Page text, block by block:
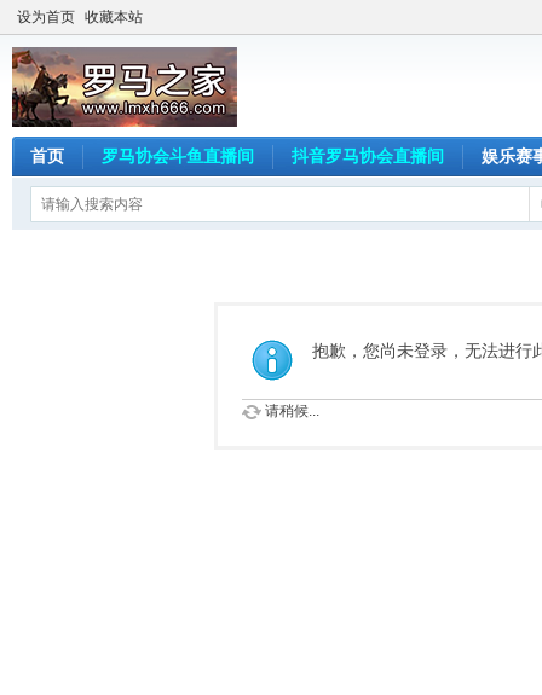
设为首页 收藏本站
首页 罗马协会斗鱼直播间 抖音罗马协会直播间 娱乐赛
抱歉，您尚未登录，无法进行
请稍候...